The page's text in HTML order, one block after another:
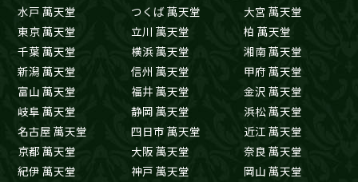
水戸 萬天堂
つくば 萬天堂
大宮 萬天堂
東京 萬天堂
立川 萬天堂
柏 萬天堂
千葉 萬天堂
横浜 萬天堂
湘南 萬天堂
新潟 萬天堂
信州 萬天堂
甲府 萬天堂
富山 萬天堂
福井 萬天堂
金沢 萬天堂
岐阜 萬天堂
静岡 萬天堂
浜松 萬天堂
名古屋 萬天堂
四日市 萬天堂
近江 萬天堂
京都 萬天堂
大阪 萬天堂
奈良 萬天堂
紀伊 萬天堂
神戸 萬天堂 岡山 萬天堂